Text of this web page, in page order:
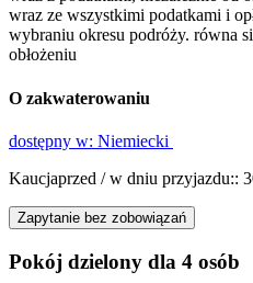
wraz ze wszystkimi podatkami i
wybraniu okresu podróży. równa
obłożeniu
O zakwaterowaniu
dostępny w: Niemiecki
Kaucjaprzed / w dniu przyjazdu::
Zapytanie bez zobowiązań
Pokój dzielony dla 4 osób